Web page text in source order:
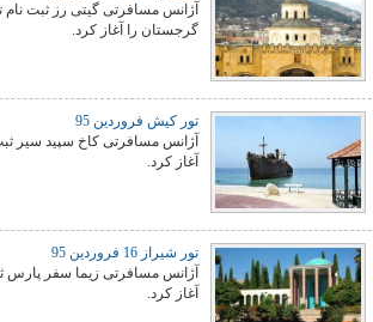
آژانس مسافرتی گیتی رز ثبت نام تور لحظه آخر
گرجستان را آغاز کرد.
تور کیش فروردین 95
آژانس مسافرتی کاخ سپید سیر ثبت نام تور کیش را
آغاز کرد.
تور شیراز 16 فروردین 95
آژانس مسافرتی زیما سفر پارس ثبت نام تور شیراز را
آغاز کرد.